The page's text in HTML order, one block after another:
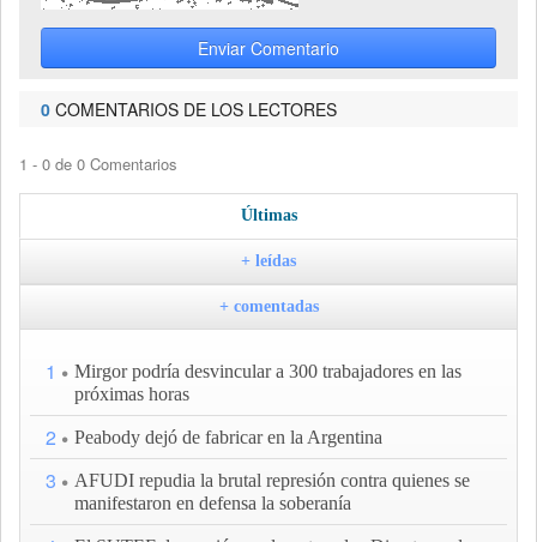
Enviar Comentario
0 COMENTARIOS DE LOS LECTORES
1 - 0 de 0 Comentarios
Últimas
+ leídas
+ comentadas
1
Mirgor podría desvincular a 300 trabajadores en las
próximas horas
2 Peabody dejó de fabricar en la Argentina
3
AFUDI repudia la brutal represión contra quienes se
manifestaron en defensa la soberanía